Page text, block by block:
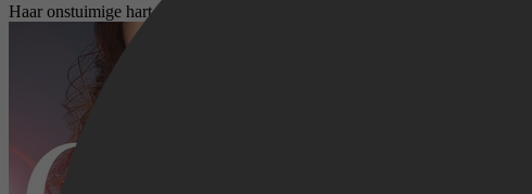
Haar onstuimige hart